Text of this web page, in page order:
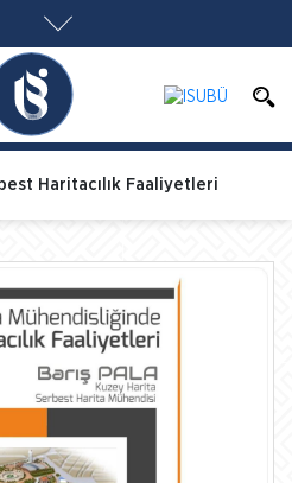
Haritacılık Faaliyetleri